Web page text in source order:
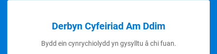
Derbyn Cyfeiriad Am Ddim
Bydd ein cynrychiolydd yn gysylltu â chi fuan.